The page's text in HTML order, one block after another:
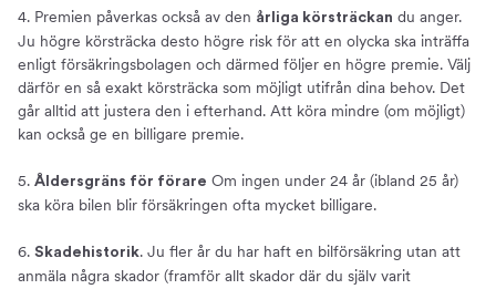
4. Premien påverkas också av den årliga körsträckan du anger.
Ju högre körsträcka desto högre risk för att en olycka ska inträffa
enligt försäkringsbolagen och därmed följer en högre premie. Välj
därför en så exakt körsträcka som möjligt utifrån dina behov. Det
går alltid att justera den i efterhand. Att köra mindre (om möjligt)
kan också ge en billigare premie.
5. Åldersgräns för förare Om ingen under 24 år (ibland 25 år)
ska köra bilen blir försäkringen ofta mycket billigare.
6. Skadehistorik. Ju fler år du har haft en bilförsäkring utan att
anmäla några skador (framför allt skador där du själv varit